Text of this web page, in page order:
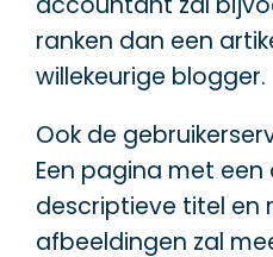
ranken dan een
willekeurige blogger.
Ook de
Een pagina met een
descriptieve titel en
afbeeldingen zal